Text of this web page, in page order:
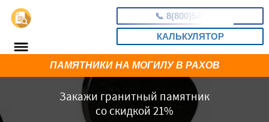
📞 8(800)5403465
КАЛЬКУЛЯТОР
Закажи гранитный памятник
со скидкой 21%
ПАМЯТНИКИ НА МОГИЛУ В РАХОВ